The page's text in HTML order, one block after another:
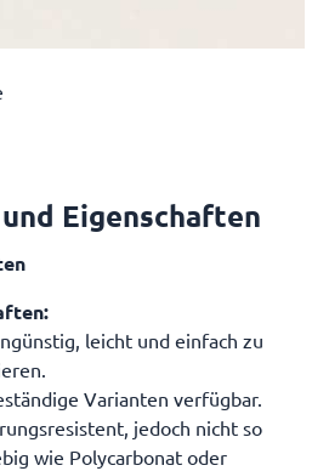
Eigenschaften
:
leicht und einfach zu
Varianten verfügbar.
jedoch nicht so
wie Polycarbonat oder